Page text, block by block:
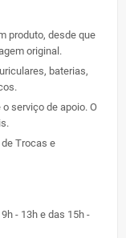
produto, desde que
original.
baterias,
serviço de apoio. O
Trocas e
- 13h e das 15h -